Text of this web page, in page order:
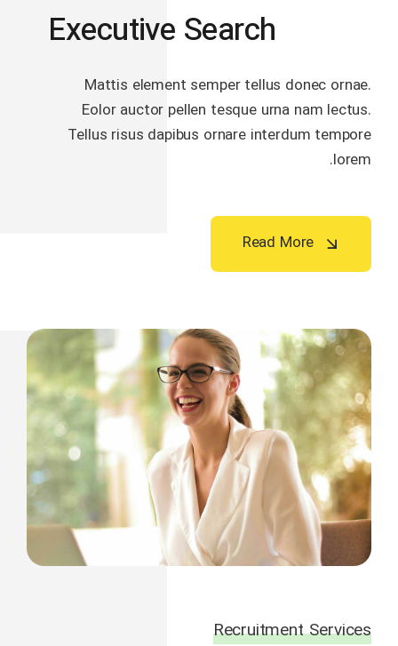
Executive Search
Mattis element semper tellus donec ornae.
Eolor auctor pellen tesque urna nam lectus.
Tellus risus dapibus ornare interdum tempore
lorem.
Read More
Recruitment Services